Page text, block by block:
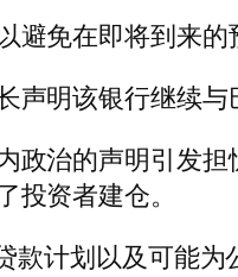
避免在即将到来
明该银行继续与
政治的声明引发
资者建仓。
款计划以及可能